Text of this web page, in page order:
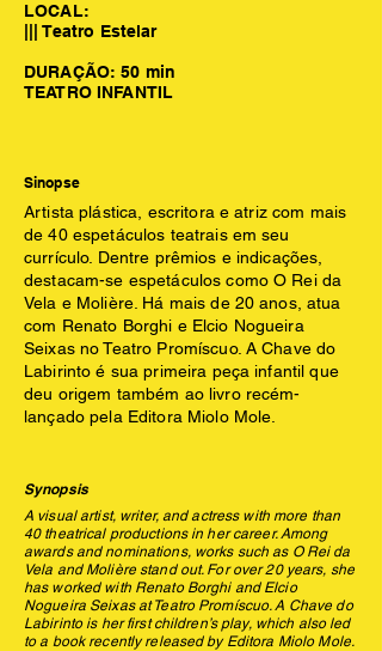
LOCAL:
||| Teatro Estelar
DURAÇÃO: 50 min
TEATRO INFANTIL
Sinopse
Artista plástica, escritora e atriz com mais
de 40 espetáculos teatrais em seu
currículo. Dentre prêmios e indicações,
destacam-se espetáculos como O Rei da
Vela e Molière. Há mais de 20 anos, atua
com Renato Borghi e Elcio Nogueira
Seixas no Teatro Promíscuo. A Chave do
Labirinto é sua primeira peça infantil que
deu origem também ao livro recém-
lançado pela Editora Miolo Mole.
Synopsis
A visual artist, writer, and actress with more than
40 theatrical productions in her career. Among
awards and nominations, works such as O Rei da
Vela and Molière stand out. For over 20 years, she
has worked with Renato Borghi and Elcio
Nogueira Seixas at Teatro Promíscuo. A Chave do
Labirinto is her first children’s play, which also led
to a book recently released by Editora Miolo Mole.